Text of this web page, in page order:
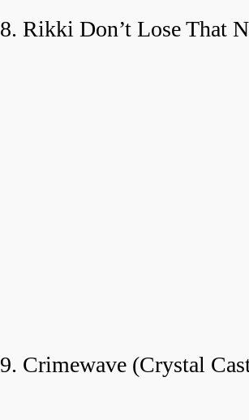
8. Rikki Don’t Lose That
9. Crimewave (Crystal